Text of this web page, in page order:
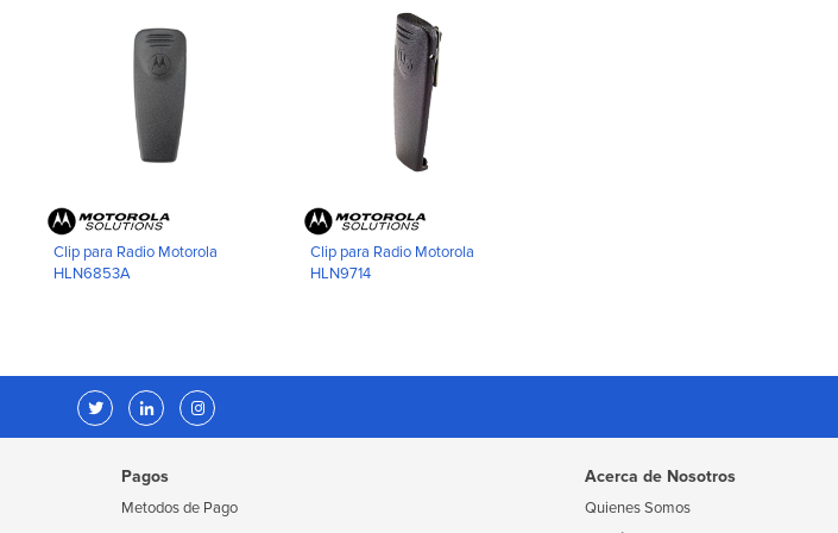
Clip para Radio Motorola
HLN6853A
Clip para Radio Motorola
HLN9714
Pagos
Metodos de Pago
Acerca de Nosotros
Quienes Somos